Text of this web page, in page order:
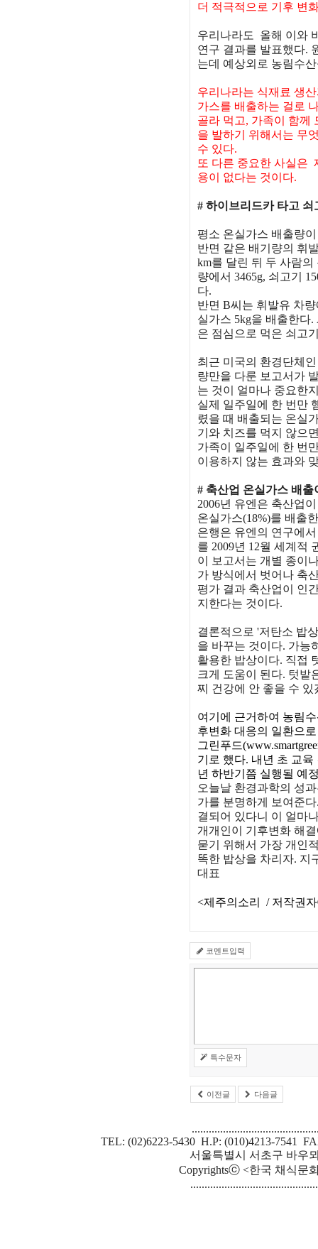
더 적극적으로 기후 변
우리나라도 올해 이와
연구 결과를 발표했다.
는데 예상외로 농림수
우리나라는 식재료 생
가스를 배출하는 걸로
골라 먹고, 가족이 함께
을 발하기 위해서는 무
수 있다.
또 다른 중요한 사실은
용이 없다는 것이다.
# 하이브리드카 타고
평소 온실가스 배출량
반면 같은 배기량의 휘
km를 달린 뒤 두 사람
량에서 3465g, 쇠고기
다.
반면 B씨는 휘발유 차
실가스 5kg을 배출한다
은 점심으로 먹은 쇠고
최근 미국의 환경단체
량만을 다룬 보고서가
는 것이 얼마나 중요한
실제 일주일에 한 번만
렸을 때 배출되는 온실
기와 치즈를 먹지 않으
가족이 일주일에 한 번
이용하지 않는 효과와
# 축산업 온실가스 배
2006년 유엔은 축산업
온실가스(18%)를 배출
은행은 유엔의 연구에
를 2009년 12월 세계적
이 보고서는 개별 종이
가 방식에서 벗어나 축
평가 결과 축산업이 인
지한다는 것이다.
결론적으로 '저탄소 밥
을 바꾸는 것이다. 가능
활용한 밥상이다. 직접
크게 도움이 된다. 텃밭
찌 건강에 안 좋을 수 있
여기에 근거하여 농림
후변화 대응의 일환으
그린푸드
기로 했다. 내년 초 교
년 하반기쯤 실행될 예
오늘날 환경과학의 성
가를 분명하게 보여준
결되어 있다니 이 얼마
개개인이 기후변화 해
묻기 위해서 가장 개인
똑한 밥상을 차리자. 지
대표
<제주의소리 / 저작권
코멘트입력
특수문자
이전글 다음글
TEL: (02)6223-5430 H.P: (010)4213-7541
서울특별시 서초구 바우
Copyrightsⓒ <한국 채식문